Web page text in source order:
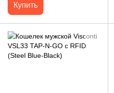
Купить